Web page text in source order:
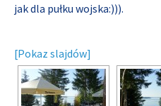
jak dla pułku wojska:))).
[Pokaz slajdów]